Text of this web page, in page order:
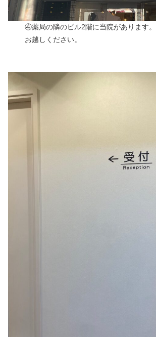
④薬局の隣のビル2階に当院があります
お越しください。